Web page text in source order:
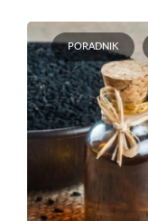
PORADNIK